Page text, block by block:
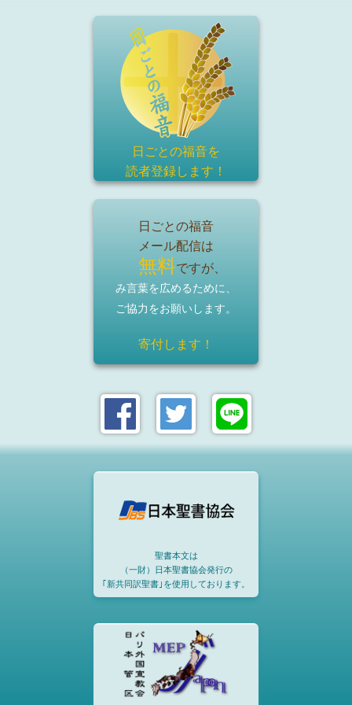
日ごとの福音を
読者登録します！
日ごとの福音
メール配信は
無料ですが、
み言葉を広めるために、
ご協力をお願いします。
寄付します！
聖書本文は
（一財）日本聖書協会発行の
｢新共同訳聖書｣を使用しております。